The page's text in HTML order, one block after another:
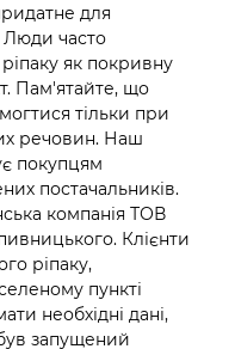
для
Люди часто
як покривну
Пам'ятайте, що
тільки при
речовин. Наш
покупцям
постачальників.
компанія ТОВ
Клієнти
ріпаку,
пункті
необхідні дані,
запущений